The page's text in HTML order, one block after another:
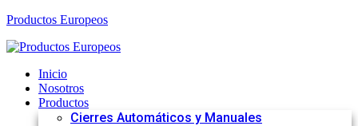
Productos Europeos
Inicio
Nosotros
Productos
Cierres Automáticos y Manuales